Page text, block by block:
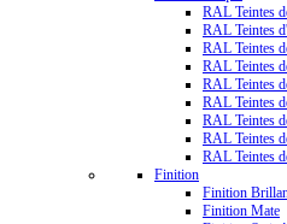
RAL Teintes
RAL Teintes
RAL Teintes
RAL Teintes
RAL Teintes
RAL Teintes
RAL Teintes
RAL Teintes
RAL Teintes
Finition
Finition
Finition Mate